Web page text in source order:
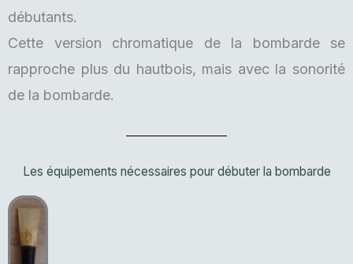
débutants.
Cette version chromatique de la bombarde se
rapproche plus du hautbois, mais avec la sonorité
de la bombarde.
Les équipements nécessaires pour débuter la bombarde